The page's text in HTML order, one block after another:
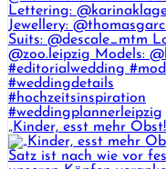
„Kinder, esst mehr